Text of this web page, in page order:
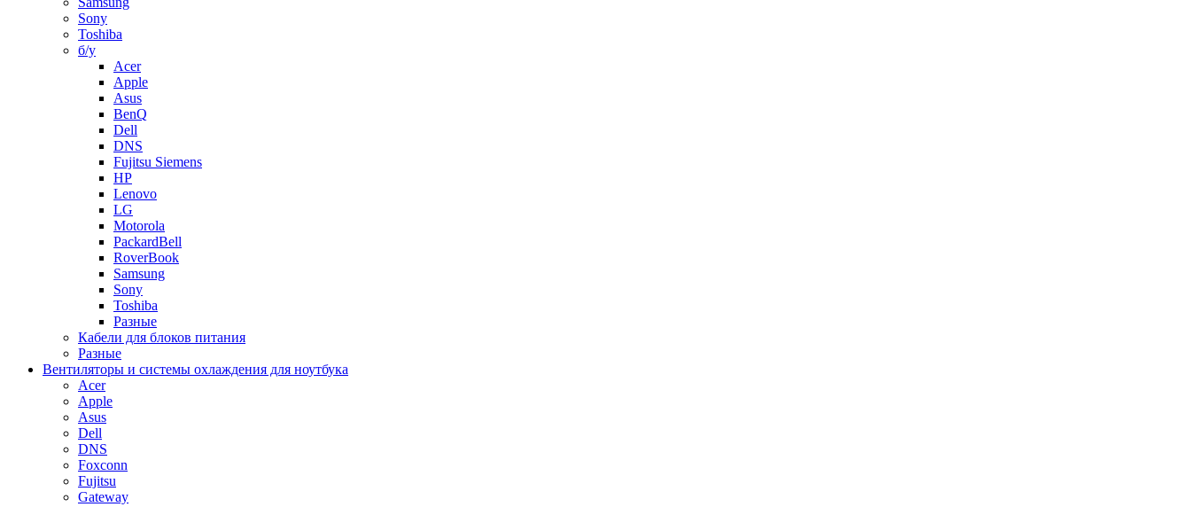
Sony
Toshiba
б/у
Acer
Apple
Asus
BenQ
Dell
DNS
Fujitsu Siemens
HP
Lenovo
LG
Motorola
PackardBell
RoverBook
Samsung
Sony
Toshiba
Разные
Кабели для блоков питания
Разные
Вентиляторы и системы охлаждения для ноутбука
Acer
Apple
Asus
Dell
DNS
Foxconn
Fujitsu
Gateway